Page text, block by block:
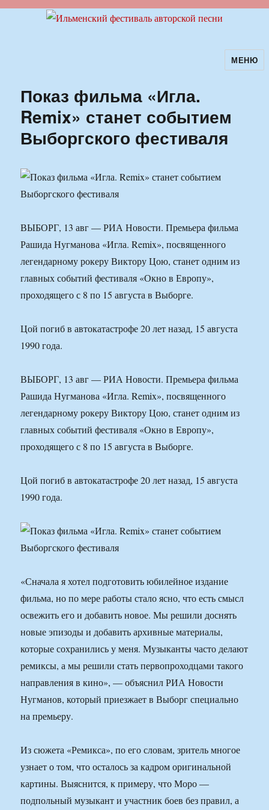
Ильменский фестиваль авторскойМЕНЮ
Показ фильма «Игла.
Remix» станет событием
Выборгского фестиваля
ВЫБОРГ, 13 авг — РИА Новости. Премьера фильма
Рашида Нугманова «Игла. Remix», посвященного
легендарному рокеру Виктору Цою, станет одним из
главных событий фестиваля «Окно в Европу»,
проходящего с 8 по 15 августа в Выборге.
Цой погиб в автокатастрофе 20 лет назад, 15 августа
1990 года.
ВЫБОРГ, 13 авг — РИА Новости. Премьера фильма
Рашида Нугманова «Игла. Remix», посвященного
легендарному рокеру Виктору Цою, станет одним из
главных событий фестиваля «Окно в Европу»,
проходящего с 8 по 15 августа в Выборге.
Цой погиб в автокатастрофе 20 лет назад, 15 августа
1990 года.
«Сначала я хотел подготовить юбилейное издание
фильма, но по мере работы стало ясно, что есть смысл
освежить его и добавить новое. Мы решили доснять
новые эпизоды и добавить архивные материалы,
которые сохранились у меня. Музыканты часто делают
ремиксы, а мы решили стать первопроходцами такого
направления в кино», — объяснил РИА Новости
Нугманов, который приезжает в Выборг специально
на премьеру.
Из сюжета «Ремикса», по его словам, зритель многое
узнает о том, что осталось за кадром оригинальной
картины. Выяснится, к примеру, что Моро —
подпольный музыкант и участник боев без правил, а